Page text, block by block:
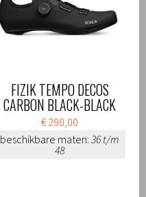
FIZIK TEMPO DECOS
CARBON BLACK-BLACK
€ 290,00
beschikbare maten: 36 t/m
48